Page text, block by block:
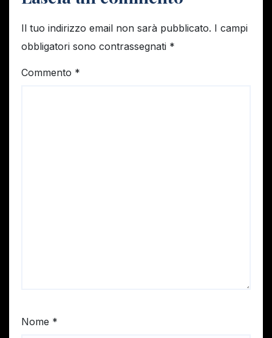
Il tuo indirizzo email non sarà pubblicato. I campi
obbligatori sono contrassegnati *
Commento *
Nome *